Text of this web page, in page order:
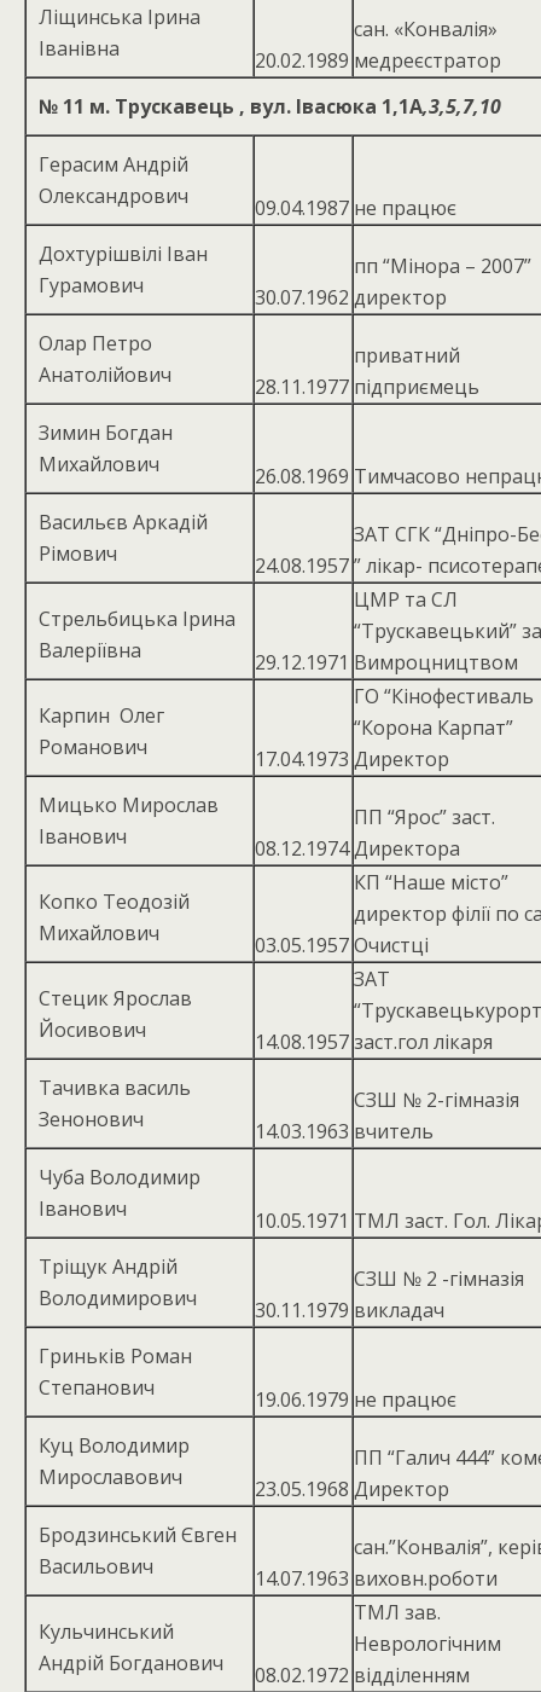
Ліщинська Ірина
Іванівна
20.02.1989
сан. «Конвалія»
медреєстратор
№ 11 м. Трускавець , вул. Івасюка 1,1А,3,5,7,10
Герасим Андрій
Олександрович
09.04.1987 не працює
Дохтурішвілі Іван
Гурамович
30.07.1962
пп “Мінора – 2007”
директор
Олар Петро
Анатолійович
28.11.1977
приватний
підприємець
Зимин Богдан
Михайлович
26.08.1969 Тимчасово
Васильєв Аркадій
Рімович
24.08.1957
ЗАТ СГК “Дніпро-
” лікар-
Стрельбицька Ірина
Валеріївна
29.12.1971
ЦМР та СЛ
“Трускавецький”
Вимроцництвом
Карпин Олег
Романович
17.04.1973
ГО “Кінофестиваль
“Корона Карпат”
Директор
Мицько Мирослав
Іванович
08.12.1974
ПП “Ярос” заст.
Директора
Копко Теодозій
Михайлович
03.05.1957
КП “Наше місто”
директор філії по
Очистці
Стецик Ярослав
Йосивович
14.08.1957
ЗАТ
заст.гол лікаря
Тачивка василь
Зенонович
14.03.1963
СЗШ № 2-гімназія
вчитель
Чуба Володимир
Іванович
10.05.1971 ТМЛ заст. Гол.
Тріщук Андрій
Володимирович
30.11.1979
СЗШ № 2 -гімназія
викладач
Гриньків Роман
Степанович
19.06.1979 не працює
Куц Володимир
Мирославович
23.05.1968
ПП “Галич 444”
Директор
Бродзинський Євген
Васильович
14.07.1963
сан.”Конвалія”,
виховн.роботи
Кульчинський
Андрій Богданович
08.02.1972
ТМЛ зав.
Неврологічним
відділенням